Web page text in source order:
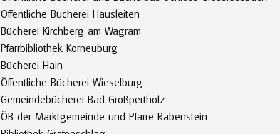
Öffentliche Bücherei Hausleiten
Bücherei Kirchberg am Wagram
Pfarrbibliothek Korneuburg
Bücherei Hain
Öffentliche Bücherei Wieselburg
Gemeindebücherei Bad Großpertholz
ÖB der Marktgemeinde und Pfarre Rabenstein